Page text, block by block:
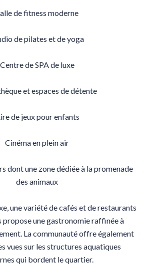
de fitness moderne
de pilates et de yoga
Centre de SPA de luxe
et espaces de détente
de jeux pour enfants
Cinéma en plein air
dont une zone dédiée à la promenade
des animaux
une variété de cafés et de restaurants
une gastronomie raffinée à
La communauté offre également
vues sur les structures aquatiques
qui bordent le quartier.